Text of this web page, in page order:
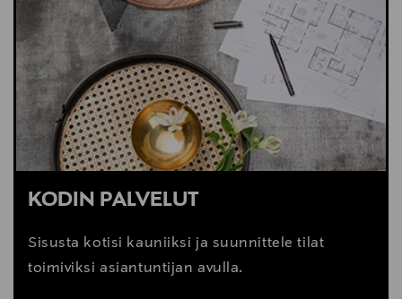
KODIN PALVELUT
Sisusta kotisi kauniiksi ja suunnittele tilat
toimiviksi asiantuntijan avulla.